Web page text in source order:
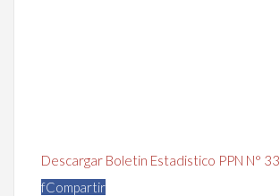
Descargar Boletin Estadistico PPN N° 33
fCompartir